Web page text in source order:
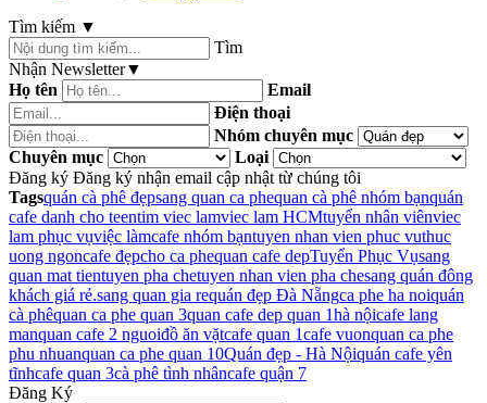
Tìm kiếm ▼
Tìm
Nhận Newsletter▼
Họ tên
Email
Điện thoại
Nhóm chuyên mục
Chuyên mục
Loại
Đăng ký Đăng ký nhận email cập nhật từ chúng tôi
Tagsquán cà phê đẹpsang quan ca phequan cà phê nhóm bạnquán
cafe danh cho teentim viec lamviec lam HCMtuyển nhân viênviec
lam phục vụviệc làmcafe nhóm bạntuyen nhan vien phuc vuthuc
uong ngoncafe đẹpcho ca phequan cafe depTuyển Phục Vụsang
quan mat tientuyen pha chetuyen nhan vien pha chesang quán đông
khách giá rẻ.sang quan gia requán đẹp Đà Nẵngca phe ha noiquán
cà phêquan ca phe quan 3quan cafe dep quan 1hà nộicafe lang
manquan cafe 2 nguoiđồ ăn vặtcafe quan 1cafe vuonquan ca phe
phu nhuanquan ca phe quan 10Quán đẹp - Hà Nộiquán cafe yên
tĩnhcafe quan 3cà phê tình nhâncafe quận 7
Đăng Ký